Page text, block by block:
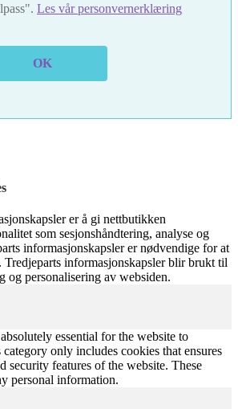
Les vår personvernerklæring
OK
er å gi nettbutikken
som sesjonshåndtering, analyse og
informasjonskapsler er nødvendige for at
Tredjeparts informasjonskapsler blir brukt til
og personalisering av websiden.
essential for the website to
only includes cookies that ensures
security features of the website. These
personal information.